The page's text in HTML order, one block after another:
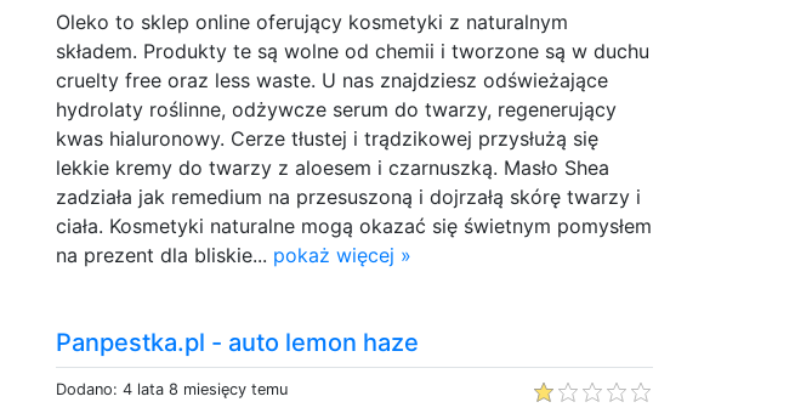
Oleko to sklep online oferujący kosmetyki z naturalnym
składem. Produkty te są wolne od chemii i tworzone są w duchu
cruelty free oraz less waste. U nas znajdziesz odświeżające
hydrolaty roślinne, odżywcze serum do twarzy, regenerujący
kwas hialuronowy. Cerze tłustej i trądzikowej przysłużą się
lekkie kremy do twarzy z aloesem i czarnuszką. Masło Shea
zadziała jak remedium na przesuszoną i dojrzałą skórę twarzy i
ciała. Kosmetyki naturalne mogą okazać się świetnym pomysłem
na prezent dla bliskie... pokaż więcej »
Panpestka.pl - auto lemon haze
Dodano: 4 lata 8 miesięcy temu